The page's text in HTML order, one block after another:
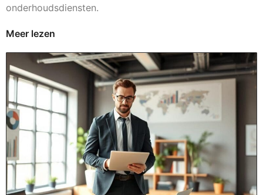
onderhoudsdiensten.
Meer lezen